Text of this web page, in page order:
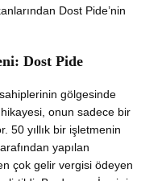
Dost Pide’nin
Dost Pide
gölgesinde
hikayesi, onun sadece bir
50 yıllık bir işletmenin
yapılan
çok gelir vergisi ödeyen